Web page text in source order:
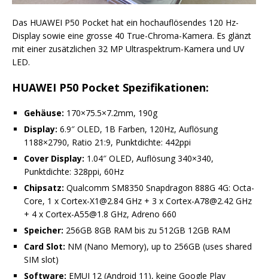
Das HUAWEI P50 Pocket hat ein hochauflösendes 120 Hz-
Display sowie eine grosse 40 True-Chroma-Kamera. Es glänzt
mit einer zusätzlichen 32 MP Ultraspektrum-Kamera und UV
LED.
HUAWEI P50 Pocket Spezifikationen:
Gehäuse: 170×75.5×7.2mm, 190g
Display: 6.9″ OLED, 1B Farben, 120Hz, Auflösung
1188×2790, Ratio 21:9, Punktdichte: 442ppi
Cover Display: 1.04″ OLED, Auflösung 340×340,
Punktdichte: 328ppi, 60Hz
Chipsatz: Qualcomm SM8350 Snapdragon 888G 4G: Octa-
Core, 1 x Cortex-X1@2.84 GHz + 3 x Cortex-A78@2.42 GHz
+ 4 x Cortex-A55@1.8 GHz, Adreno 660
Speicher: 256GB 8GB RAM bis zu 512GB 12GB RAM
Card Slot: NM (Nano Memory), up to 256GB (uses shared
SIM slot)
Software: EMUI 12 (Android 11), keine Google Play